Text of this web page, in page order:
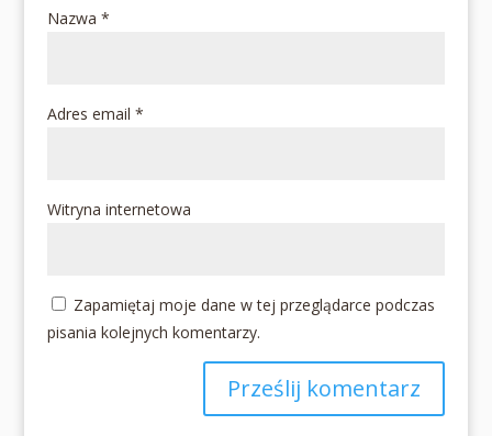
Nazwa *
Adres email *
Witryna internetowa
Zapamiętaj moje dane w tej przeglądarce podczas
pisania kolejnych komentarzy.